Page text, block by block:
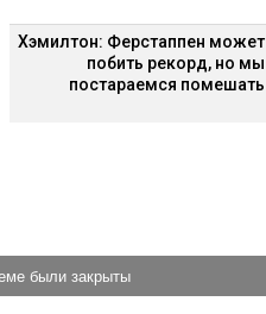
Хэмилтон: Ферстаппен может
побить рекорд, но мы
постараемся помешать
были закрыты